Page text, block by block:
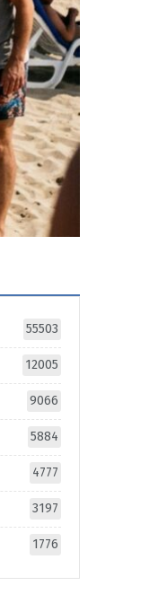
55503
12005
9066
5884
4777
3197
1776